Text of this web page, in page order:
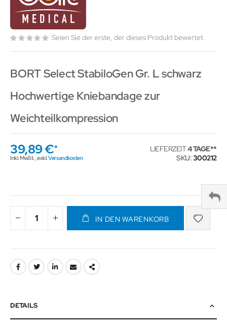
Seien Sie der erste, der dieses Produkt bewertet
BORT Select StabiloGen Gr. L schwarz
Hochwertige Kniebandage zur
Weichteilkompression
39,89 €
Inkl. MwSt.,exkl.Versandkosten
LIEFERZEIT4 TAGE
SKU 300212
IN DEN WARENKORB
DETAILS